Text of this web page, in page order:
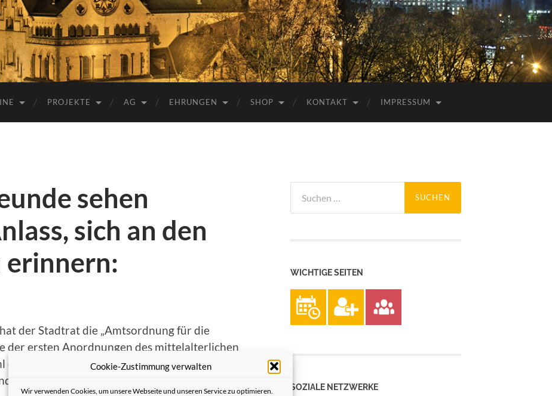
Cookie-Zustimmung verwalten
Wir verwenden Cookies, um unsere Webseite und unseren Service zu optimieren.
PROJEKTE AG EHRUNGEN SHOP KONTAKT IMPRESSUM
sehen
sich an den
erinnern:
der Stadtrat die „Amtsordnung für die
der ersten Anordnungen des mittelalterlichen
Einkommen der Hafenarbeiter wie auch
der transportierten Güter sichern.
nach:
WICHTIGE SEITEN
SOZIALE NETZWERKE